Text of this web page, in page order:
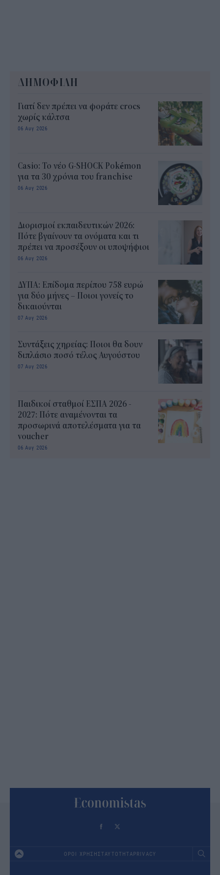
ΔΗΜΟΦΙΛΗ
Γιατί δεν πρέπει να φοράτε crocs
χωρίς κάλτσα
06 Αυγ 2026
Casio: Το νέο G-SHOCK Pokémon
για τα 30 χρόνια του franchise
06 Αυγ 2026
Διορισμοί εκπαιδευτικών 2026:
Πότε βγαίνουν τα ονόματα και τι
πρέπει να προσέξουν οι υποψήφιοι
06 Αυγ 2026
ΔΥΠΑ: Επίδομα περίπου 758 ευρώ
για δύο μήνες – Ποιοι γονείς το
δικαιούνται
07 Αυγ 2026
Συντάξεις χηρείας: Ποιοι θα δουν
διπλάσιο ποσό τέλος Αυγούστου
07 Αυγ 2026
Παιδικοί σταθμοί ΕΣΠΑ 2026 -
2027: Πότε αναμένονται τα
προσωρινά αποτελέσματα για τα
voucher
06 Αυγ 2026
ΟΡΟΙ ΧΡΗΣΗΣΤΑΥΤΟΤΗΤΑPRIVACY